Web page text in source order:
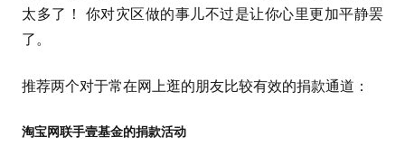
太多了！ 你对灾区做的事儿不过是让你心里更加平静罢
了。
推荐两个对于常在网上逛的朋友比较有效的捐款通道：
淘宝网联手壹基金的捐款活动